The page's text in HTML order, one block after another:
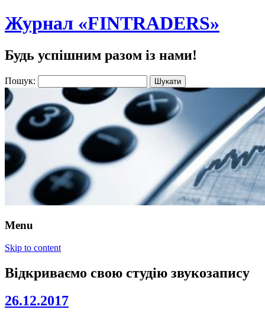
Журнал «FINTRADERS»
Будь успішним разом із нами!
Пошук:
Menu
Skip to content
Відкриваємо свою студію звукозапису
26.12.2017